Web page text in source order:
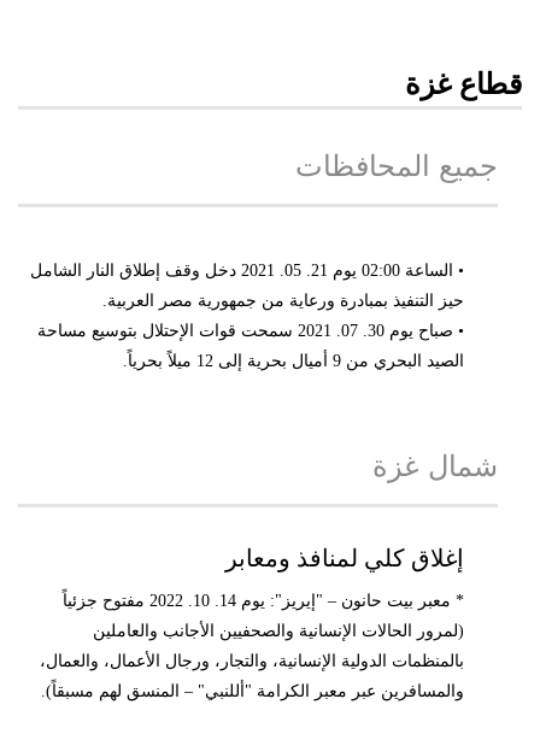
قطاع غزة
جميع المحافظات
• الساعة 02:00 يوم 21. 05. 2021 دخل وقف إطلاق النار الشامل
حيز التنفيذ بمبادرة ورعاية من جمهورية مصر العربية.
• صباح يوم 30. 07. 2021 سمحت قوات الإحتلال بتوسيع مساحة
الصيد البحري من 9 أميال بحرية إلى 12 ميلاً بحرياً.
شمال غزة
إغلاق كلي لمنافذ ومعابر
* معبر بيت حانون – "إيريز": يوم 14. 10. 2022 مفتوح جزئياً
(لمرور الحالات الإنسانية والصحفيين الأجانب والعاملين
بالمنظمات الدولية الإنسانية، والتجار، ورجال الأعمال، والعمال،
والمسافرين عبر معبر الكرامة "أللنبي" – المنسق لهم مسبقاً).